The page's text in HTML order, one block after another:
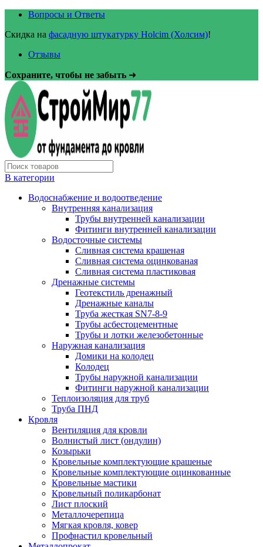
Вопросы и Ответы
Скидка на фасадную штукатурку Holcim (Холсим)!
Отзывы
Сохраните, чтобы не забыть ➜
В категории
Водоснабжение и водоотведение
Внутренняя канализация
Трубы внутренней канализации
Фитинги внутренней канализации
Водосточные системы
Сливная система крашеная
Сливная система оцинкованая
Сливная система пластиковая
Дренажные системы
Геотекстиль дренажный
Дренажные каналы
Труба жесткая SN7-8-9
Трубы асбестоцементные
Трубы и лотки железобетонные
Наружная канализация
Домики на колодец
Колодец
Трубы наружной канализации
Фитинги наружной канализации
Теплоизоляция для труб
Труба ПНД
Кровля
Вентиляция для кровли
Волнистый лист (ондулин)
Козырьки
Кровельные комплектующие крашеные
Кровельные комплектующие оцинкованные
Кровельные мастики
Кровельный поликарбонат
Лист плоский
Металлочерепица
Мягкая кровля, ковер
Профнастил кровельный